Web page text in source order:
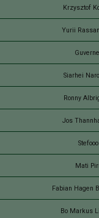
Krzysztof
Yurii
Siarhei
Ronny
Jos
Stefooo
Mati
Fabian Hagen
Bo Markus